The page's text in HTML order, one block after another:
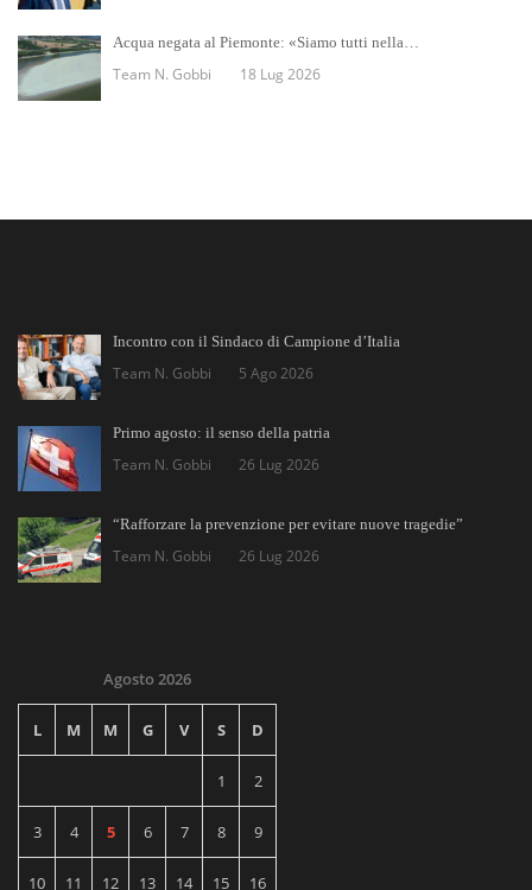
Acqua negata al Piemonte: «Siamo tutti nella…
Team N. Gobbi 18 Lug 2026
Incontro con il Sindaco di Campione d’Italia
Team N. Gobbi 5 Ago 2026
Primo agosto: il senso della patria
Team N. Gobbi 26 Lug 2026
“Rafforzare la prevenzione per evitare nuove tragedie”
Team N. Gobbi 26 Lug 2026
Agosto 2026
L M M G V S D
1 2
3 4 5 6 7 8 9
10 11 12 13 14 15 16